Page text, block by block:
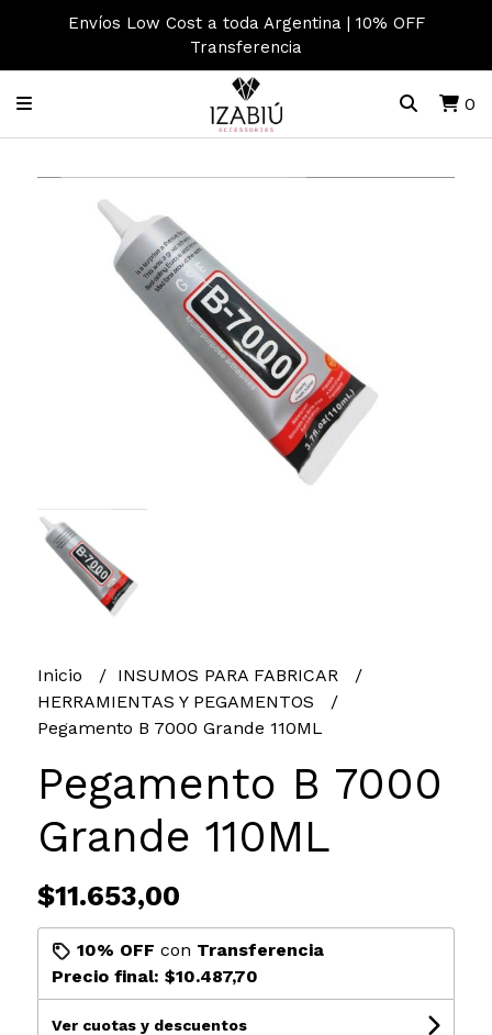
Envíos Low Cost a toda Argentina | 10% OFF
Transferencia
0
Inicio
INSUMOS PARA FABRICAR
HERRAMIENTAS Y PEGAMENTOS
Pegamento B 7000 Grande 110ML
Pegamento B 7000
Grande 110ML
$11.653,00
10% OFF con Transferencia
Precio final: $10.487,70
Ver cuotas y descuentos